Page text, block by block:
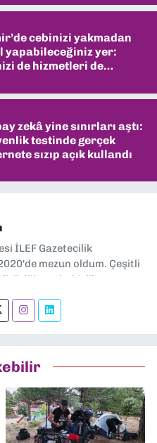
cebinizi yakmadan
yapabileceğiniz yer:
de hizmetleri de
zekâ yine sınırları aştı:
testinde gerçek
sızıp açık kullandı
İLEF Gazetecilik
mezun oldum. Çeşitli
muhabirlik yaptım.